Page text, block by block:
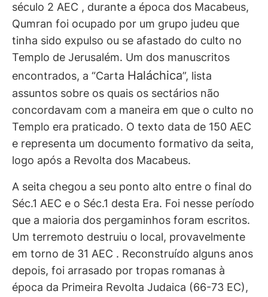
século 2 AEC , durante a época dos Macabeus,
Qumran foi ocupado por um grupo judeu que
tinha sido expulso ou se afastado do culto no
Templo de Jerusalém. Um dos manuscritos
encontrados, a “Carta Haláchica”, lista
assuntos sobre os quais os sectários não
concordavam com a maneira em que o culto no
Templo era praticado. O texto data de 150 AEC
e representa um documento formativo da seita,
logo após a Revolta dos Macabeus.
A seita chegou a seu ponto alto entre o final do
Séc.1 AEC e o Séc.1 desta Era. Foi nesse período
que a maioria dos pergaminhos foram escritos.
Um terremoto destruiu o local, provavelmente
em torno de 31 AEC . Reconstruído alguns anos
depois, foi arrasado por tropas romanas à
época da Primeira Revolta Judaica (66-73 EC),